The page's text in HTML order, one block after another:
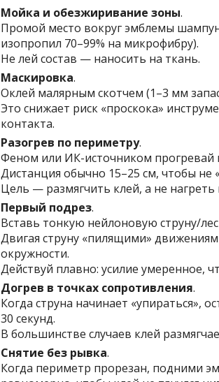
Мойка и обезжиривание зоны.
Промой место вокруг эмблемы
изопропил 70–99% на микрофибру).
Не лей состав — наносить на ткань.
Маскировка.
Оклей малярным скотчем (1–3 мм
Это снижает риск «проскока»
контакта.
Разогрев по периметру.
Феном или ИК-источником прогревай
Дистанция обычно 15–25 см, чтобы не
Цель — размягчить клей, а не
Первый подрез.
Вставь тонкую нейлоновую струну/
Двигая струну «пилящими»
окружности.
Действуй плавно: усилие умеренное,
Догрев в точках сопротивления.
Когда струна начинает «упираться»,
30 секунд.
В большинстве случаев клей
Снятие без рывка.
Когда периметр прорезан, подними